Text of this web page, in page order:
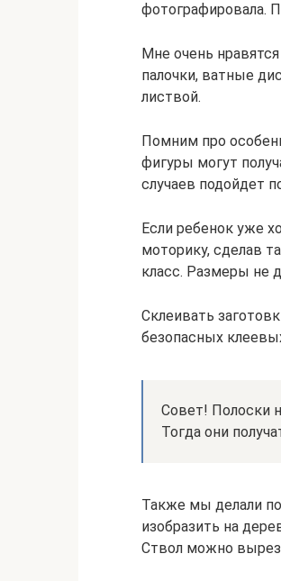
фотографировала.
Мне очень
палочки, ватные
листвой.
Помним про
фигуры могут
случаев подойдет
Если ребенок уже
моторику, сделав
класс. Размеры не
Склеивать
безопасных
Совет! Полоски
Тогда они
Также мы делали
изобразить на
Ствол можно